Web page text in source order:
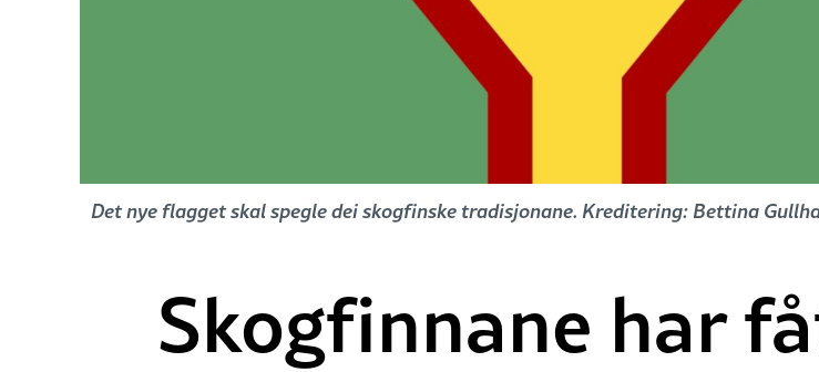
Det nye flagget skal spegle dei skogfinske tradisjonane. Kreditering: Bettina
Skogfinnane har